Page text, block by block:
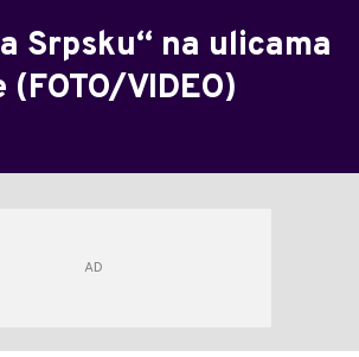
Srpsku“ na ulicama
VIDEO)